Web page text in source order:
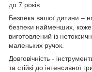
до 7 років.
Безпека вашої дитини –
безпеки найменших,
виготовлений із
маленьких ручок.
Довговічність -
та стійкі до інтенсивної